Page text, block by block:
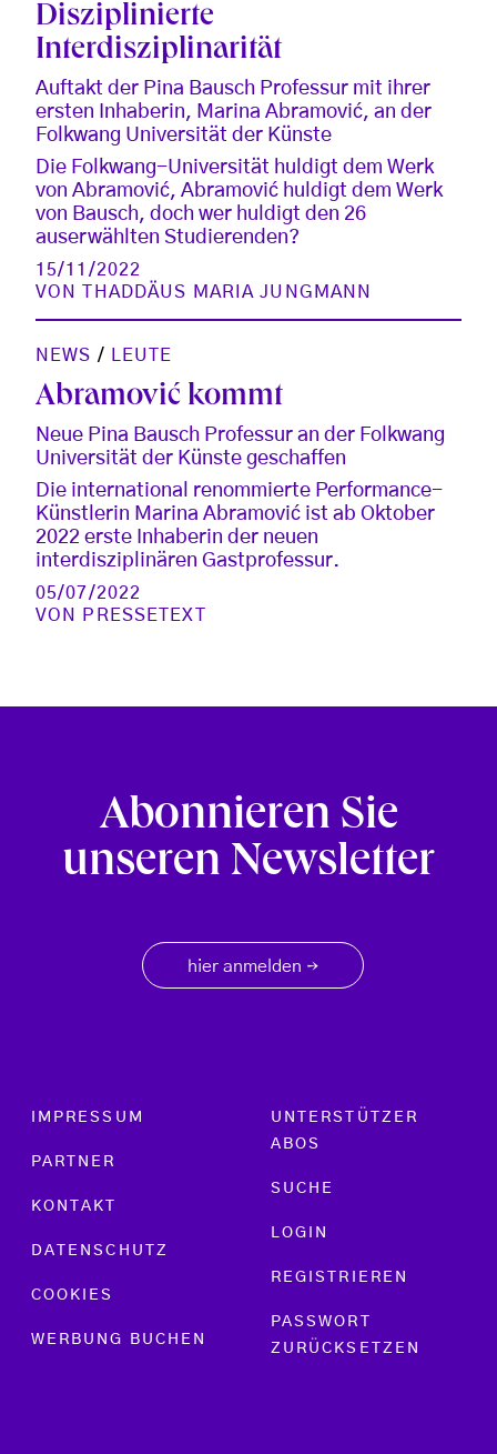
Disziplinierte
Interdisziplinarität
Auftakt der Pina Bausch Professur mit ihrer
ersten Inhaberin, Marina Abramović, an der
Folkwang Universität der Künste
Die Folkwang-Universität huldigt dem Werk
von Abramović, Abramović huldigt dem Werk
von Bausch, doch wer huldigt den 26
auserwählten Studierenden?
15/11/2022
VON
THADDÄUS MARIA JUNGMANN
NEWS / LEUTE
Abramović kommt
Neue Pina Bausch Professur an der Folkwang
Universität der Künste geschaffen
Die international renommierte Performance-
Künstlerin Marina Abramović ist ab Oktober
2022 erste Inhaberin der neuen
interdisziplinären Gastprofessur.
05/07/2022
VON
PRESSETEXT
Abonnieren Sie
unseren Newsletter
hier anmelden →
Footer menu
IMPRESSUM
PARTNER
KONTAKT
DATENSCHUTZ
COOKIES
WERBUNG BUCHEN
UNTERSTÜTZER
ABOS
SUCHE
LOGIN
REGISTRIEREN
PASSWORT
ZURÜCKSETZEN